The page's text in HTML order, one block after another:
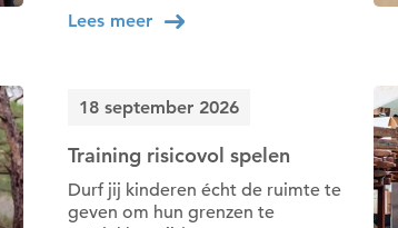
Lees meer
18 september 2026
Training risicovol spelen
Durf jij kinderen écht de ruimte te
geven om hun grenzen te